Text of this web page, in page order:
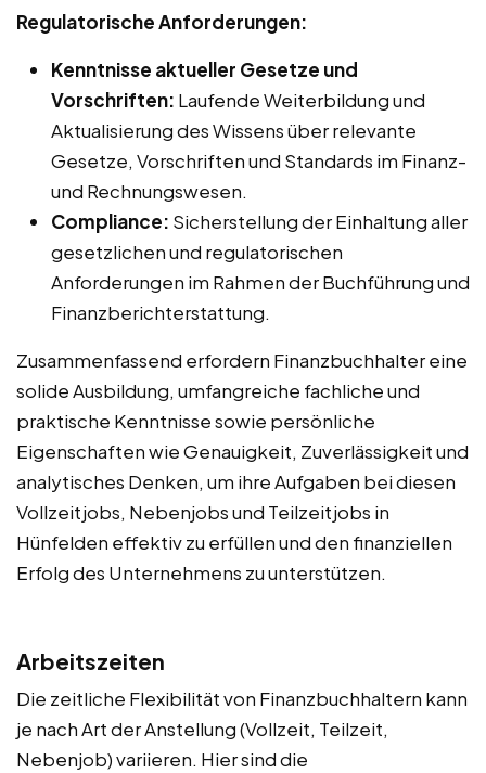
Regulatorische Anforderungen:
Kenntnisse aktueller Gesetze und
Vorschriften: Laufende Weiterbildung und
Aktualisierung des Wissens über relevante
Gesetze, Vorschriften und Standards im Finanz-
und Rechnungswesen.
Compliance: Sicherstellung der Einhaltung aller
gesetzlichen und regulatorischen
Anforderungen im Rahmen der Buchführung und
Finanzberichterstattung.
Zusammenfassend erfordern Finanzbuchhalter eine
solide Ausbildung, umfangreiche fachliche und
praktische Kenntnisse sowie persönliche
Eigenschaften wie Genauigkeit, Zuverlässigkeit und
analytisches Denken, um ihre Aufgaben bei diesen
Vollzeitjobs, Nebenjobs und Teilzeitjobs in
Hünfelden effektiv zu erfüllen und den finanziellen
Erfolg des Unternehmens zu unterstützen.
Arbeitszeiten
Die zeitliche Flexibilität von Finanzbuchhaltern kann
je nach Art der Anstellung (Vollzeit, Teilzeit,
Nebenjob) variieren. Hier sind die